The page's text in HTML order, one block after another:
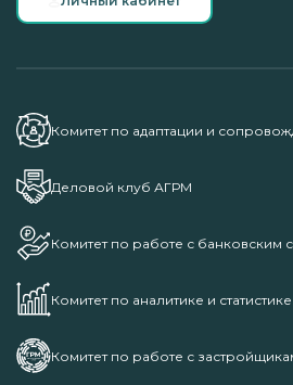
Комитет по адаптации и
Деловой клуб АГРМ
Комитет по работе с банковским
Комитет по аналитике и статистике
Комитет по работе с